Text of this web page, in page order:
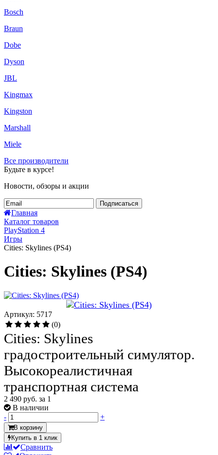
Bosch
Braun
Dobe
Dyson
JBL
Kingmax
Kingston
Marshall
Miele
Все производители
Будьте в курсе!
Новости, обзоры и акции
Подписаться
Главная
Каталог товаров
PlayStation 4
Игры
Cities: Skylines (PS4)
Cities: Skylines (PS4)
Артикул: 5717
(0)
Cities: Skylines
градостроительный симулятор.
Высокореалистичная
транспортная система
2 490 руб. за 1
В наличии
-
+
В корзину
Купить в 1 клик
Сравнить